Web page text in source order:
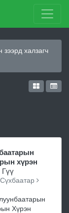
зээрд халзагч
хүрэн
Гүү
Төрсөн: Сүхбаатар
Хүрэн